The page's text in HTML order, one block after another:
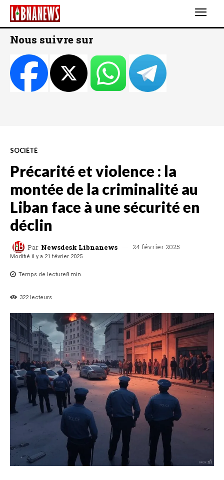
Nous suivre sur
SOCIÉTÉ
Précarité et violence : la
montée de la criminalité au
Liban face à une sécurité en
déclin
Par Newsdesk Libnanews 24 février 2025
Modifié il y a 21 février 2025
Temps de lecture8 min.
322lecteurs